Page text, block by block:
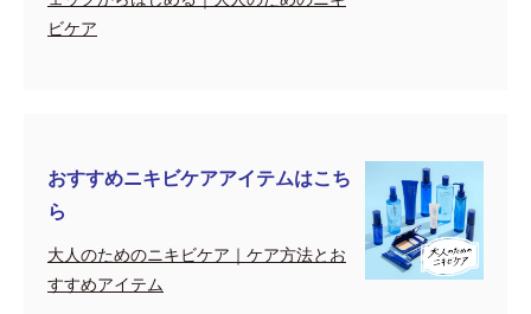
ビケア
おすすめニキビケアアイテムはこち
ら
大人のためのニキビケア｜ケア方法とお
すすめアイテム